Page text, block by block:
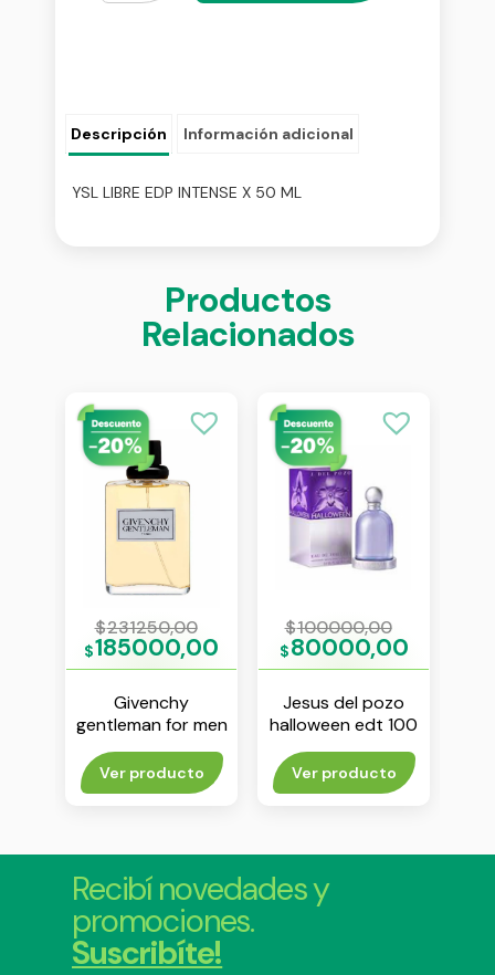
Descripción Información adicional
YSL LIBRE EDP INTENSE X 50 ML
Productos
Relacionados
$231250,00
$185000,00
Givenchy
gentleman for men
edt 100 ml
Ver producto
$100000,00
$80000,00
Jesus del pozo
halloween edt 100
ml
Ver producto
Recibí novedades y
promociones.
Suscribíte!